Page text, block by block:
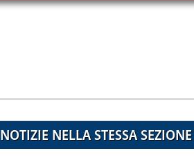
NOTIZIE NELLA STESSA SEZIONE